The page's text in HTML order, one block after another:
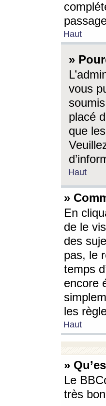
Haut
»
vous
placé
que
Haut
»
En
de le
des
pas, le
temps
encore
les
Haut
»
Le
très